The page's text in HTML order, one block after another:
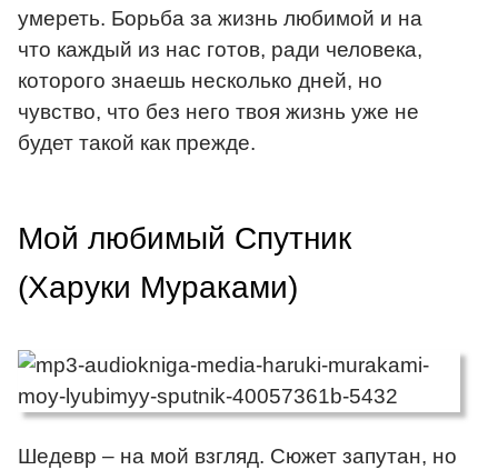
умереть. Борьба за жизнь любимой и на
что каждый из нас готов, ради человека,
которого знаешь несколько дней, но
чувство, что без него твоя жизнь уже не
будет такой как прежде.
Мой любимый Спутник
(Харуки Мураками)
Шедевр – на мой взгляд. Сюжет запутан, но